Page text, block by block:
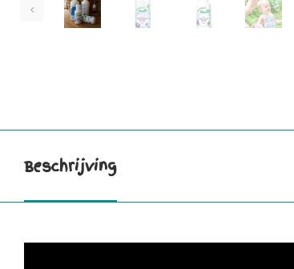
Beschrijving